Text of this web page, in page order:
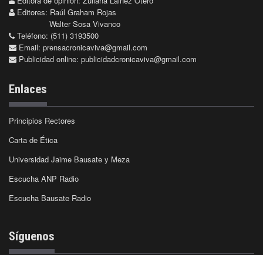
Editores: Raúl Graham Rojas
Walter Sosa Vivanco
Teléfono: (511) 3193500
Email: prensacronicaviva@gmail.com
Publicidad online: publicidadcronicaviva@gmail.com
Enlaces
Principios Rectores
Carta de Ética
Universidad Jaime Bausate y Meza
Escucha ANP Radio
Escucha Bausate Radio
Síguenos